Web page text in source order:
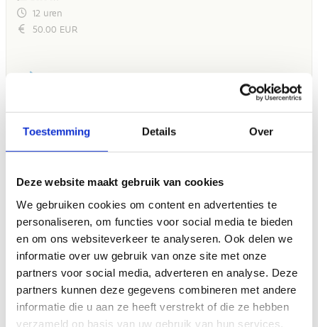
Toestemming Details Over
Deze website maakt gebruik van cookies
We gebruiken cookies om content en advertenties te
personaliseren, om functies voor social media te bieden
en om ons websiteverkeer te analyseren. Ook delen we
informatie over uw gebruik van onze site met onze
partners voor social media, adverteren en analyse. Deze
partners kunnen deze gegevens combineren met andere
informatie die u aan ze heeft verstrekt of die ze hebben
verzameld op basis van uw gebruik van hun services.